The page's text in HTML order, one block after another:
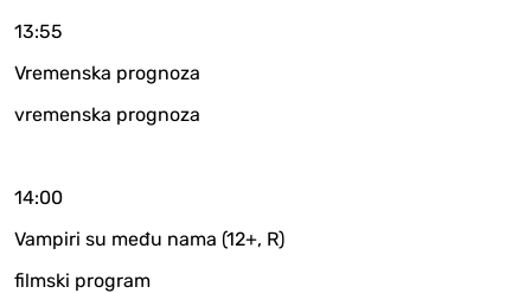
13:55
Vremenska prognoza
vremenska prognoza
14:00
Vampiri su među nama (12+, R)
filmski program